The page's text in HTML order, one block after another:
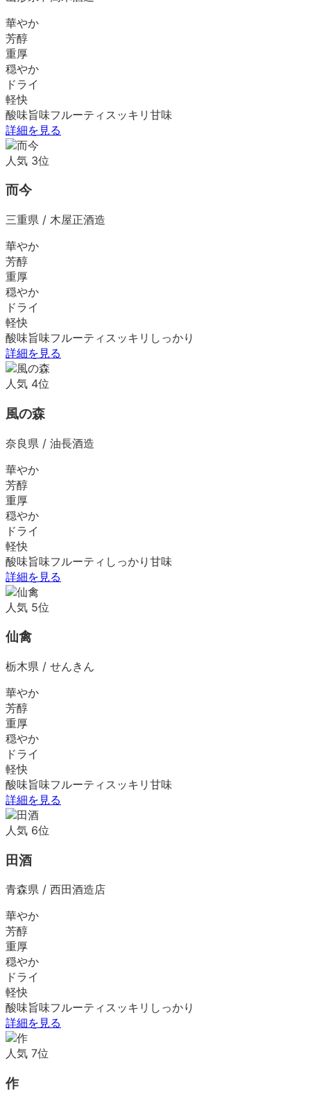
華やか
芳醇
重厚
穏やか
ドライ
軽快
酸味旨味フルーティ スッキリ 甘味
詳細を見る
人気 3位
而今
三重県 / 木屋正酒造
華やか
芳醇
重厚
穏やか
ドライ
軽快
酸味旨味フルーティ スッキリ しっかり
詳細を見る
人気 4位
風の森
奈良県 / 油長酒造
華やか
芳醇
重厚
穏やか
ドライ
軽快
酸味旨味フルーティ しっかり 甘味
詳細を見る
人気 5位
仙禽
栃木県 / せんきん
華やか
芳醇
重厚
穏やか
ドライ
軽快
酸味旨味フルーティ スッキリ 甘味
詳細を見る
人気 6位
田酒
青森県 / 西田酒造店
華やか
芳醇
重厚
穏やか
ドライ
軽快
酸味旨味フルーティ スッキリ しっかり
詳細を見る
人気 7位
作